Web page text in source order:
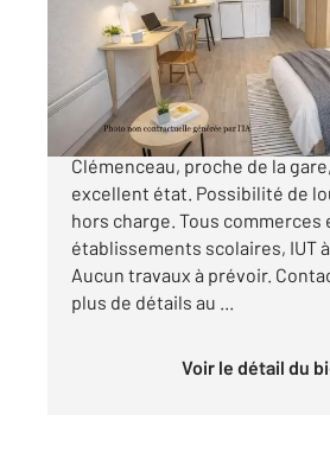
Appartement Studio à
42 500 €
Centre historique de Roanne,
Clémenceau, proche de la
excellent état. Possibilité de
hors charge. Tous commerces
établissements scolaires, IUT
Aucun travaux à prévoir.
plus de détails au ...
Voir le détail du